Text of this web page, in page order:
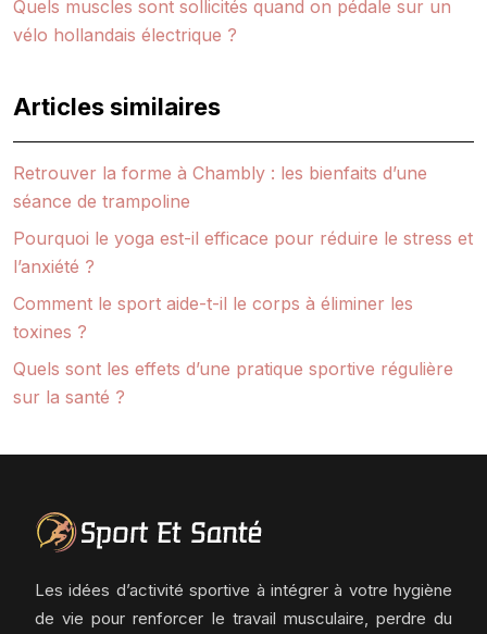
Quels muscles sont sollicités quand on pédale sur un
vélo hollandais électrique ?
Articles similaires
Retrouver la forme à Chambly : les bienfaits d’une
séance de trampoline
Pourquoi le yoga est-il efficace pour réduire le stress et
l’anxiété ?
Comment le sport aide-t-il le corps à éliminer les
toxines ?
Quels sont les effets d’une pratique sportive régulière
sur la santé ?
Les idées d’activité sportive à intégrer à votre hygiène
de vie pour renforcer le travail musculaire, perdre du